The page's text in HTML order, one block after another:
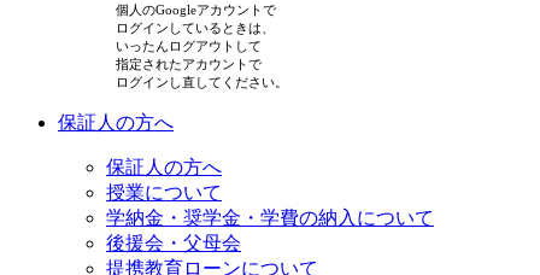
個人のGoogleアカウントで
ログインしているときは、
いったんログアウトして
指定されたアカウントで
ログインし直してください。
保証人の方へ
保証人の方へ
授業について
学納金・奨学金・学費の納入について
後援会・父母会
提携教育ローンについて